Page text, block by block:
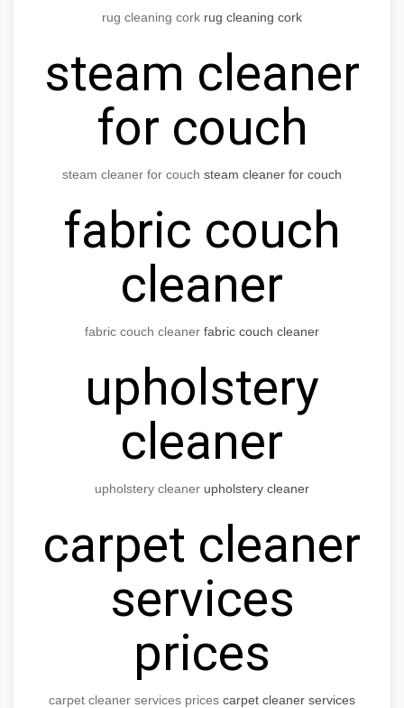
rug cleaning cork rug cleaning cork
steam cleaner
for couch
steam cleaner for couch steam cleaner for couch
fabric couch
cleaner
fabric couch cleaner fabric couch cleaner
upholstery
cleaner
upholstery cleaner upholstery cleaner
carpet cleaner
services
prices
carpet cleaner services prices carpet cleaner services